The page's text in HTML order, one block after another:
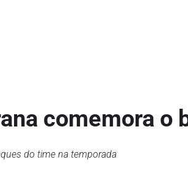
comemora o
do time na temporada